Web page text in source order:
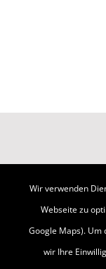
Wir verwenden
Webseite zu
Google Maps). Um
wir Ihre